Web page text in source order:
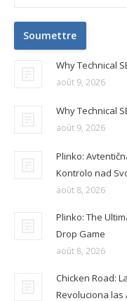
Soumettre
Why Technical
août 9, 2026
Why Technical
août 9, 2026
Plinko:
Kontrolo nad
août 8, 2026
Plinko: The
Drop Game
août 8, 2026
Chicken Road:
Revoluciona las